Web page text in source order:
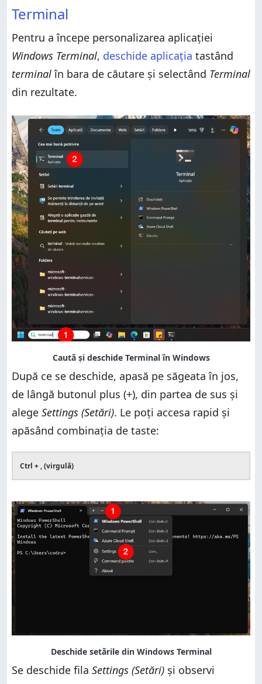
Terminal
Pentru a începe personalizarea aplicației
Windows Terminal, deschide aplicația tastând
terminalîn bara de căutare și selectând Terminal
din rezultate.
După ce se deschide, apasă pe săgeata în jos,
de lângă butonul plus (+), din partea de sus și
alege Settings (Setări). Le poți accesa rapid și
apăsând combinația de taste:
Ctrl + , (virgulă)
Se deschide fila Settings (Setări) și observi